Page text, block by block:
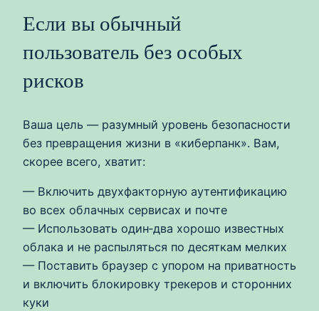
Если вы обычный
пользователь без особых
рисков
Ваша цель — разумный уровень безопасности
без превращения жизни в «киберпанк». Вам,
скорее всего, хватит:
— Включить двухфакторную аутентификацию
во всех облачных сервисах и почте
— Использовать один‑два хорошо известных
облака и не распыляться по десяткам мелких
— Поставить браузер с упором на приватность
и включить блокировку трекеров и сторонних
куки